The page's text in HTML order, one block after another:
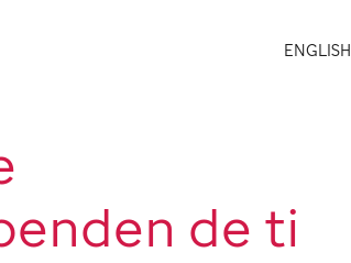
ENGLISH
de ti